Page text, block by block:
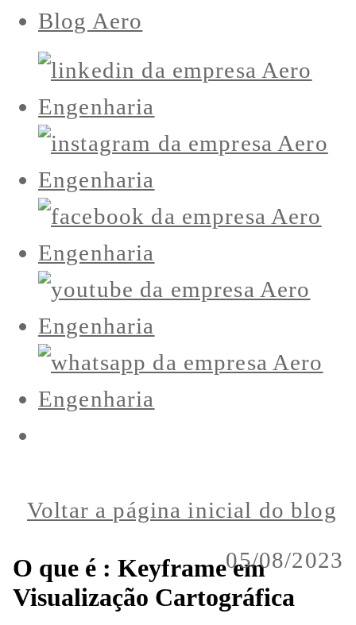
Blog Aero
05/08/2023
Voltar a página inicial do blog
O que é : Keyframe em
Visualização Cartográfica